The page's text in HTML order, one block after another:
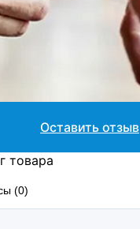
(0)
Оставить отзыв
товара